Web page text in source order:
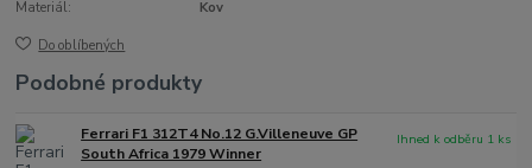
Materiál:
Kov
Do oblíbených
Podobné produkty
Ferrari F1 312T4 No.12 G.Villeneuve GP
South Africa 1979 Winner
Ihned k odběru 1 ks